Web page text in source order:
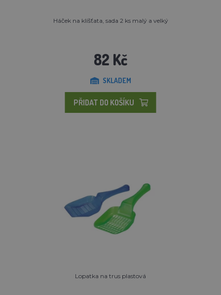
Háček na klíšťata, sada 2 ks malý a velký
82 Kč
SKLADEM
PŘIDAT DO KOŠÍKU
Lopatka na trus plastová